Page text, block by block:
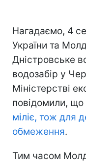
Нагадаємо, 4
України та
Дністровське
водозабір у
Міністерстві
повідомили, що
міліє, тож для
обмеження.
Тим часом